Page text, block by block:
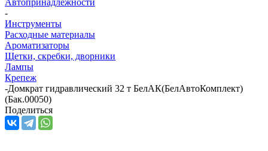
-
Инструменты
Расходные материалы
Ароматизаторы
Щетки, скребки, дворники
Лампы
Крепеж
-Домкрат гидравлический 32 т БелАК(БелАвтоКомплект)
(Бак.00050)
Поделиться